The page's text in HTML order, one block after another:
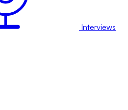
Interviews